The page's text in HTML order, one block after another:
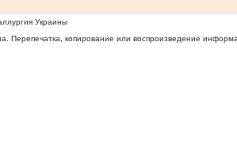
Украины
Перепечатка, копирование или воспроизведение